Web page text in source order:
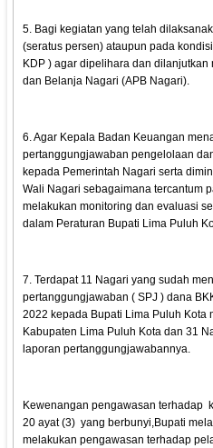
5. Bagi kegiatan yang telah
(seratus persen) ataupun pada
KDP ) agar dipelihara dan
dan Belanja Nagari (APB Nagari).
6. Agar Kepala Badan Keuangan
pertanggungjawaban pengelolaan
kepada Pemerintah Nagari serta
Wali Nagari sebagaimana tercantum
melakukan monitoring dan evaluasi
dalam Peraturan Bupati Lima Puluh
7. Terdapat 11 Nagari yang sudah
pertanggungjawaban ( SPJ ) dana
2022 kepada Bupati Lima Puluh Kota
Kabupaten Lima Puluh Kota dan 31
laporan pertanggungjawabannya.
Kewenangan pengawasan terhadap
20 ayat (3) yang berbunyi,Bupati
melakukan pengawasan terhadap